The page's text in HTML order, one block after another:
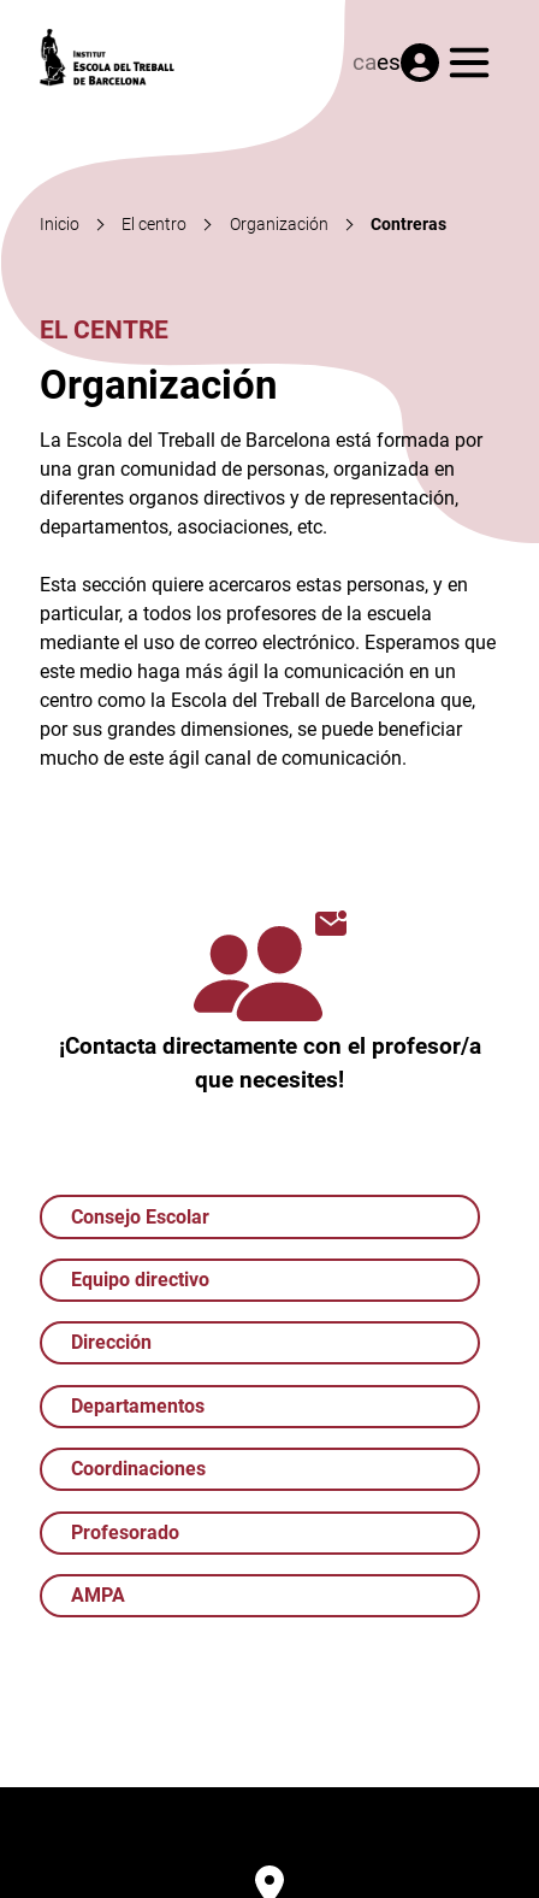
caes Menú
Inicio El centro Organización Contreras
EL CENTRE
Organización
La Escola del Treball de Barcelona está formada por
una gran comunidad de personas, organizada en
diferentes organos directivos y de representación,
departamentos, asociaciones, etc.
Esta sección quiere acercaros estas personas, y en
particular, a todos los profesores de la escuela
mediante el uso de correo electrónico. Esperamos que
este medio haga más ágil la comunicación en un
centro como la Escola del Treball de Barcelona que,
por sus grandes dimensiones, se puede beneficiar
mucho de este ágil canal de comunicación.
¡Contacta directamente con el profesor/a
que necesites!
Consejo Escolar
Equipo directivo
Dirección
Departamentos
Coordinaciones
Profesorado
AMPA